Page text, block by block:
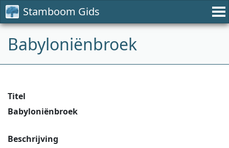
Stamboom Gids
Babyloniënbroek
Titel
Babyloniënbroek
Beschrijving